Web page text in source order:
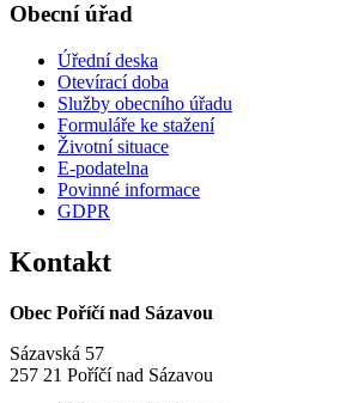
Obecní úřad
Úřední deska
Otevírací doba
Služby obecního úřadu
Formuláře ke stažení
Životní situace
E-podatelna
Povinné informace
GDPR
Kontakt
Obec Poříčí nad Sázavou
Sázavská 57
257 21 Poříčí nad Sázavou